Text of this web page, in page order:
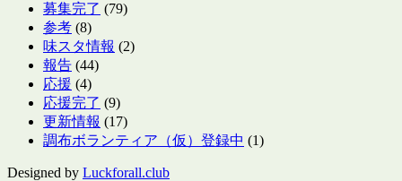
募集完了 (79)
参考 (8)
味スタ情報 (2)
報告 (44)
応援 (4)
応援完了 (9)
更新情報 (17)
調布ボランティア（仮）登録中 (1)
Designed by Luckforall.club